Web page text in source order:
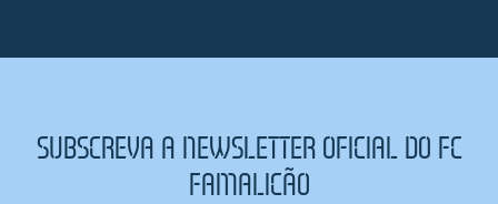
SUBSCREVA A NEWSLETTER OFICIAL DO FC
FAMALICÃO